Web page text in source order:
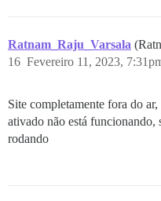
Ratnam_Raju_Varsala
Fevereiro 11, 2023,
16
Site completamente fora do
ativado não está funcionando,
rodando